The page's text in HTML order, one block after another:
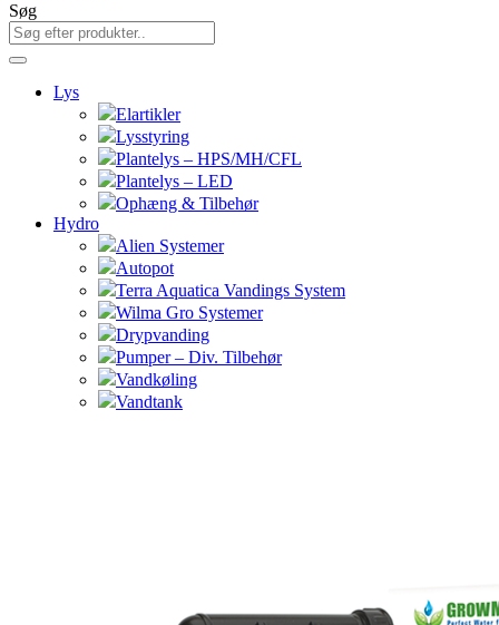
Søg
Lys
Elartikler
Lysstyring
Plantelys – HPS/MH/CFL
Plantelys – LED
Ophæng & Tilbehør
Hydro
Alien Systemer
Autopot
Terra Aquatica Vandings System
Wilma Gro Systemer
Drypvanding
Pumper – Div. Tilbehør
Vandkøling
Vandtank